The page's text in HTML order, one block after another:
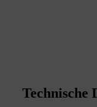
Technische